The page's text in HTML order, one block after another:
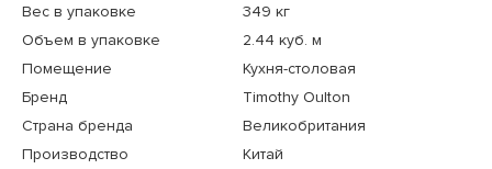
Вес в упаковке
349 кг
Объем в упаковке
2.44 куб. м
Помещение
Кухня-столовая
Бренд
Timothy Oulton
Страна бренда
Великобритания
Производство
Китай